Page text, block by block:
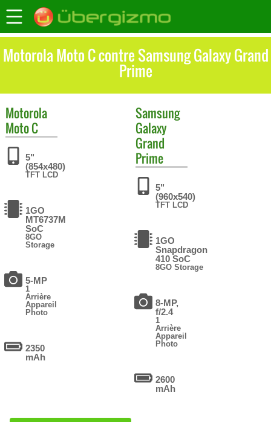
Motorola Moto C contre Samsung Galaxy Grand
Prime
Motorola
Moto C
5"
(854x480)
TFT LCD
1GO
MT6737M
SoC
8GO
Storage
5-MP
1
Arrière
Appareil
Photo
2350
mAh
Samsung
Galaxy
Grand
Prime
5"
(960x540)
TFT LCD
1GO
Snapdragon
410 SoC
8GO Storage
8-MP,
f/2.4
1
Arrière
Appareil
Photo
2600
mAh